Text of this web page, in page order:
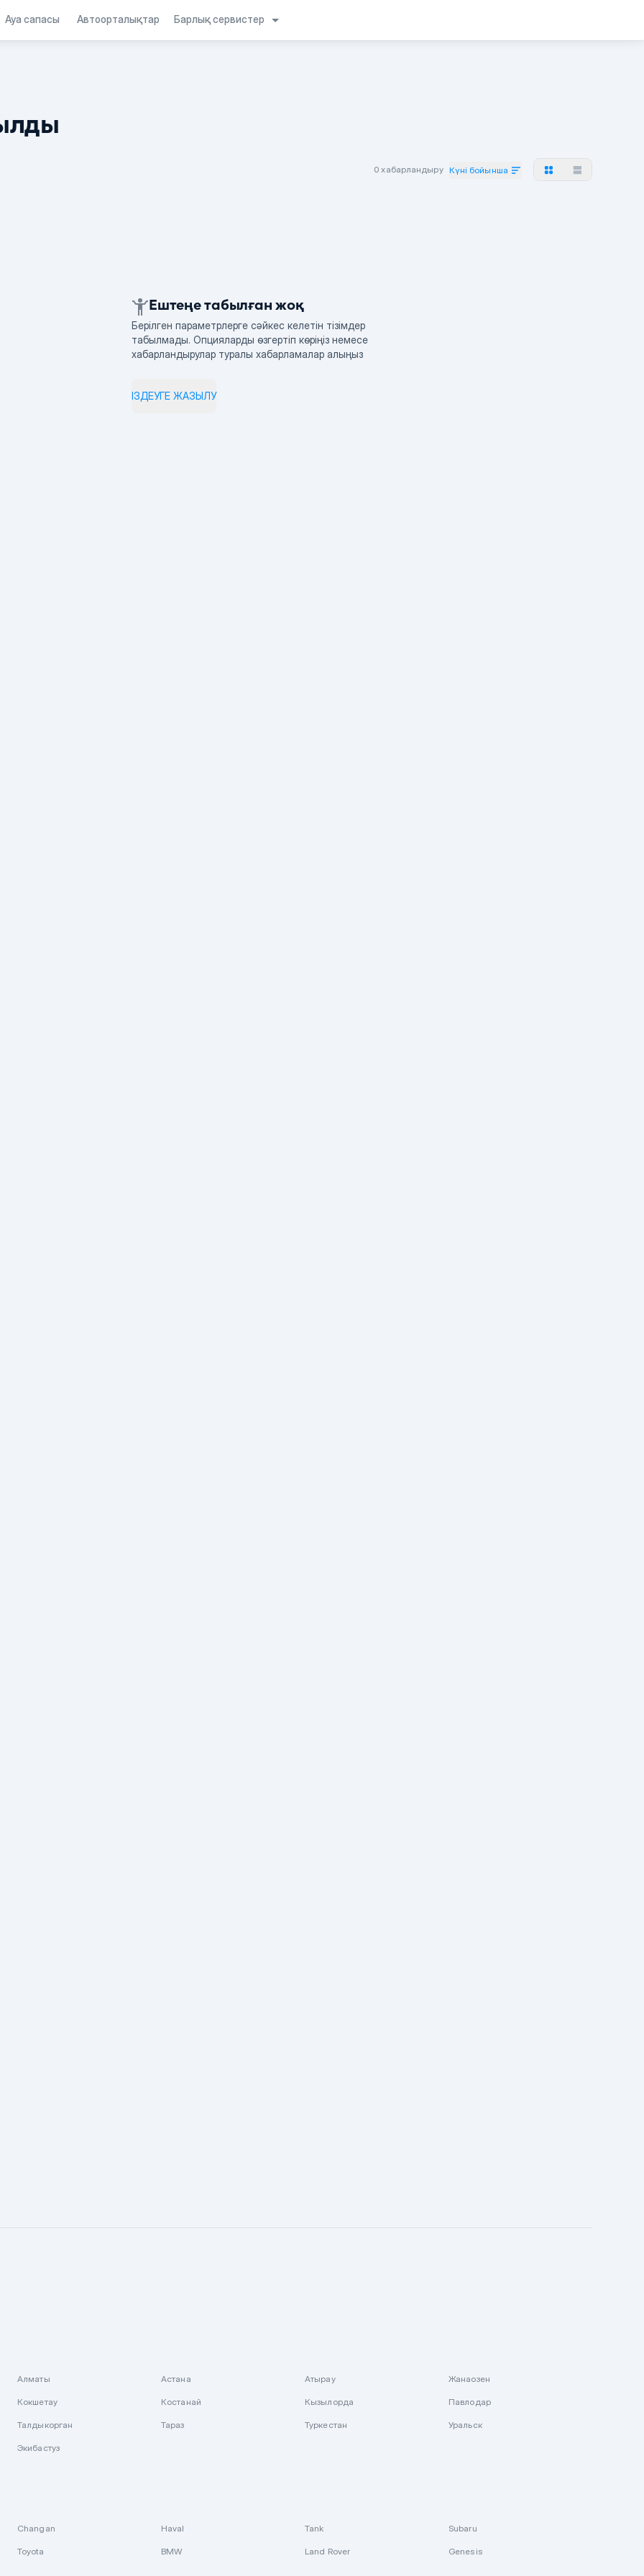
Ауа сапасы Автоорталықтар Барлық сервистер
0 хабарландыру Күні бойынша
Ештеңе табылған жоқ
Берілген параметрлерге сәйкес келетін тізімдер
табылмады. Опцияларды өзгертіп көріңіз немесе
хабарландырулар туралы хабарламалар алыңыз
ІЗДЕУГЕ ЖАЗЫЛУ
Алматы Астана Атырау Жанаозен
Кокшетау Костанай Кызылорда Павлодар
Талдыкорган Тараз Туркестан Уральск
Экибастуз
Changan Haval Tank Subaru
Toyota BMW Land Rover Genesis